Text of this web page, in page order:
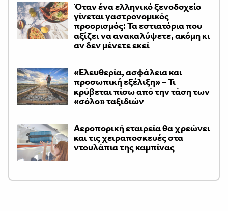
Όταν ένα ελληνικό ξενοδοχείο
γίνεται γαστρονομικός
προορισμός: Τα εστιατόρια που
αξίζει να ανακαλύψετε, ακόμη κι
αν δεν μένετε εκεί
«Ελευθερία, ασφάλεια και
προσωπική εξέλιξη» – Τι
κρύβεται πίσω από την τάση των
«σόλο» ταξιδιών
Αεροπορική εταιρεία θα χρεώνει
και τις χειραποσκευές στα
ντουλάπια της καμπίνας